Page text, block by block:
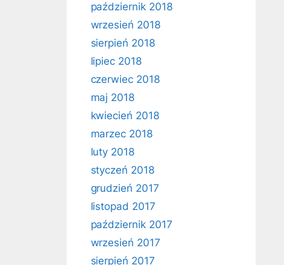
październik 2018
wrzesień 2018
sierpień 2018
lipiec 2018
czerwiec 2018
maj 2018
kwiecień 2018
marzec 2018
luty 2018
styczeń 2018
grudzień 2017
listopad 2017
październik 2017
wrzesień 2017
sierpień 2017